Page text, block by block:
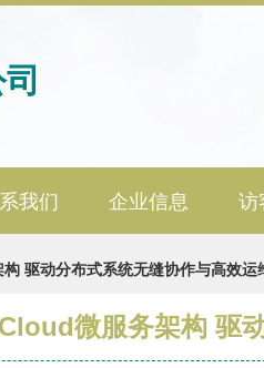
我们 企业信息 访
驱动分布式系统无缝协作与高效运
微服务架构 驱